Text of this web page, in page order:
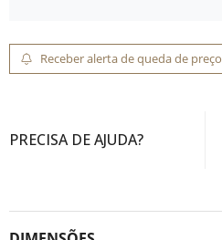
Receber alerta de queda de preço
PRECISA DE AJUDA?